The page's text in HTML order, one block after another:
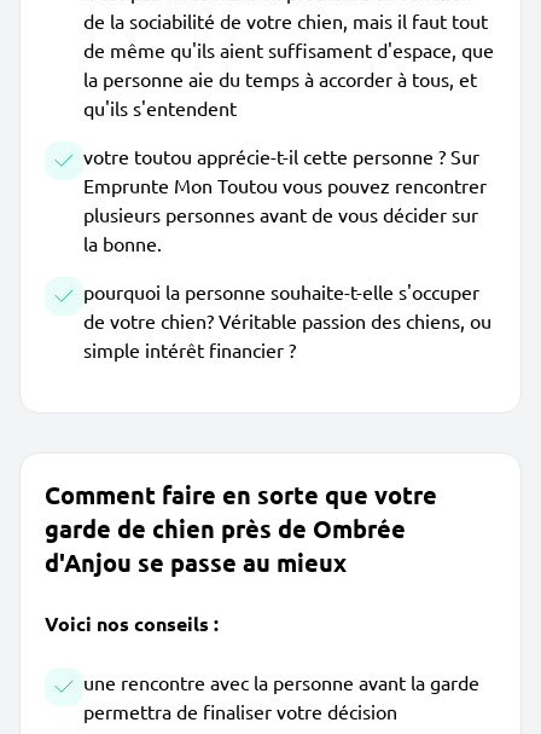
de la sociabilité de votre chien, mais il faut tout
de même qu'ils aient suffisament d'espace, que
la personne aie du temps à accorder à tous, et
qu'ils s'entendent
votre toutou apprécie-t-il cette personne ? Sur
Emprunte Mon Toutou vous pouvez rencontrer
plusieurs personnes avant de vous décider sur
la bonne.
pourquoi la personne souhaite-t-elle s'occuper
de votre chien? Véritable passion des chiens, ou
simple intérêt financier ?
Comment faire en sorte que votre
garde de chien près de Ombrée
d'Anjou se passe au mieux
Voici nos conseils :
une rencontre avec la personne avant la garde
permettra de finaliser votre décision